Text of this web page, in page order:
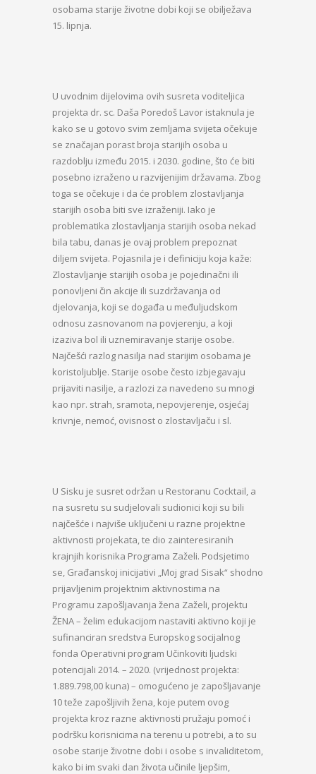
osobama starije životne dobi koji se obilježava
15. lipnja.
U uvodnim dijelovima ovih susreta voditeljica
projekta dr. sc. Daša Poredoš Lavor istaknula je
kako se u gotovo svim zemljama svijeta očekuje
se značajan porast broja starijih osoba u
razdoblju između 2015. i 2030. godine, što će biti
posebno izraženo u razvijenijim državama. Zbog
toga se očekuje i da će problem zlostavljanja
starijih osoba biti sve izraženiji. Iako je
problematika zlostavljanja starijih osoba nekad
bila tabu, danas je ovaj problem prepoznat
diljem svijeta. Pojasnila je i definiciju koja kaže:
Zlostavljanje starijih osoba je pojedinačni ili
ponovljeni čin akcije ili suzdržavanja od
djelovanja, koji se događa u međuljudskom
odnosu zasnovanom na povjerenju, a koji
izaziva bol ili uznemiravanje starije osobe.
Najčešći razlog nasilja nad starijim osobama je
koristoljublje. Starije osobe često izbjegavaju
prijaviti nasilje, a razlozi za navedeno su mnogi
kao npr. strah, sramota, nepovjerenje, osjećaj
krivnje, nemoć, ovisnost o zlostavljaču i sl.
U Sisku je susret održan u Restoranu Cocktail, a
na susretu su sudjelovali sudionici koji su bili
najčešće i najviše uključeni u razne projektne
aktivnosti projekata, te dio zainteresiranih
krajnjih korisnika Programa Zaželi. Podsjetimo
se, Građanskoj inicijativi „Moj grad Sisak“ shodno
prijavljenim projektnim aktivnostima na
Programu zapošljavanja žena Zaželi, projektu
ŽENA – želim edukacijom nastaviti aktivno koji je
sufinanciran sredstva Europskog socijalnog
fonda Operativni program Učinkoviti ljudski
potencijali 2014. – 2020. (vrijednost projekta:
1.889.798,00 kuna) – omogućeno je zapošljavanje
10 teže zapošljivih žena, koje putem ovog
projekta kroz razne aktivnosti pružaju pomoć i
podršku korisnicima na terenu u potrebi, a to su
osobe starije životne dobi i osobe s invaliditetom,
kako bi im svaki dan života učinile ljepšim,